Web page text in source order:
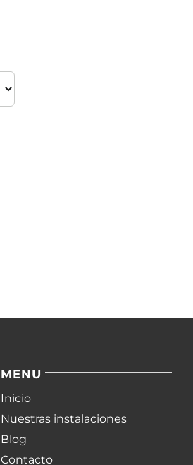
MENU
Inicio
Nuestras instalaciones
Blog
Contacto